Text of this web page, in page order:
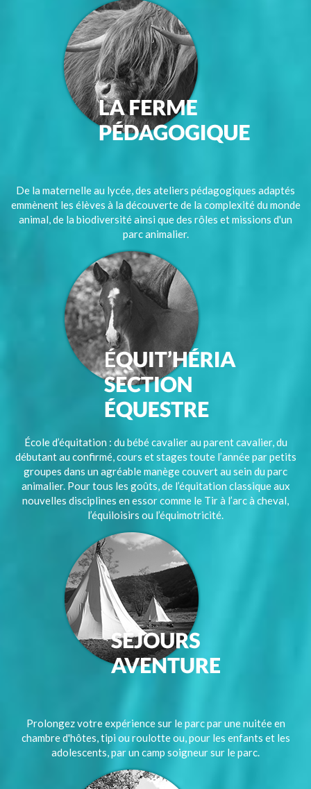
De la maternelle au lycée, des ateliers pédagogiques adaptés
emmènent les élèves à la découverte de la complexité du monde
animal, de la biodiversité ainsi que des rôles et missions d'un
parc animalier.
École d’équitation : du bébé cavalier au parent cavalier, du
débutant au confirmé, cours et stages toute l’année par petits
groupes dans un agréable manège couvert au sein du parc
animalier. Pour tous les goûts, de l’équitation classique aux
nouvelles disciplines en essor comme le Tir à l’arc à cheval,
l’équiloisirs ou l’équimotricité.
Prolongez votre expérience sur le parc par une nuitée en
chambre d'hôtes, tipi ou roulotte ou, pour les enfants et les
adolescents, par un camp soigneur sur le parc.